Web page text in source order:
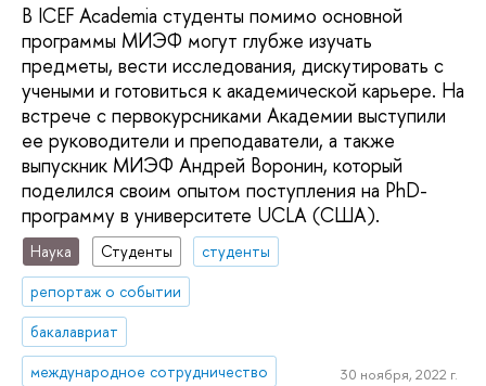
В ICEF Academia студенты помимо основной
программы МИЭФ могут глубже изучать
предметы, вести исследования, дискутировать с
учеными и готовиться к академической карьере. На
встрече с первокурсниками Академии выступили
ее руководители и преподаватели, а также
выпускник МИЭФ Андрей Воронин, который
поделился своим опытом поступления на PhD-
программу в университете UCLA (США).
Наука Студенты
студенты
репортаж о событии
бакалавриат
международное сотрудничество
30 ноября, 2022 г.